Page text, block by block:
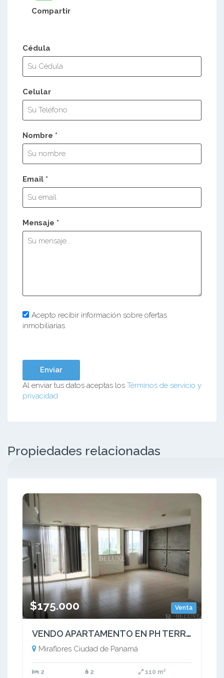
Compartir
Cédula
Celular
Nombre *
Email *
Mensaje *
Acepto recibir información sobre ofertas
inmobiliarias
Al enviar tus datos aceptas los Términos de servicio y
privacidad
Propiedades relacionadas
Venta
$175.000
VENDO APARTAMENTO EN PH TERRAZAS DE MIRAFLORES (6)
Miraflores Ciudad de Panamá
2 2 110 m²